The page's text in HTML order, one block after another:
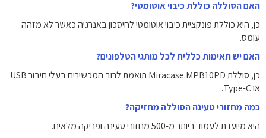
האם הסוללה כוללת כיבוי אוטומטי?
כן, היא כוללת פונקציית כיבוי אוטומטי לחיסכון באנרגיה כאשר לא מזהה
עומס.
האם יש תאימות כללית לכל מותגי הטלפונים?
כן, סוללת Miracase MPB10PD תואמת לרוב המכשירים בעלי חיבור USB
או Type-C.
כמה מחזורי טעינה הסוללה מחזיקה?
היא מיועדת לעמוד ביותר מ-500 מחזורי טעינה ופריקה מלאים.